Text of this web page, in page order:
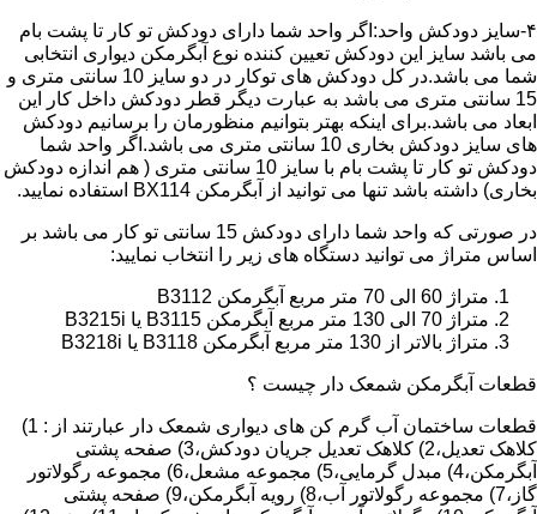
۴-سایز دودکش واحد:اگر واحد شما دارای دودکش تو کار تا پشت بام
می باشد سایز این دودکش تعیین کننده نوع آبگرمکن دیواری انتخابی
شما می باشد.در کل دودکش های توکار در دو سایز 10 سانتی متری و
15 سانتی متری می باشد به عبارت دیگر قطر دودکش داخل کار این
ابعاد می باشد.برای اینکه بهتر بتوانیم منظورمان را برسانیم دودکش
های سایز دودکش بخاری 10 سانتی متری می باشد.اگر واحد شما
دودکش تو کار تا پشت بام با سایز 10 سانتی متری ( هم اندازه دودکش
بخاری) داشته باشد تنها می توانید از آبگرمکن BX114 استفاده نمایید.
در صورتی که واحد شما دارای دودکش 15 سانتی تو کار می باشد بر
اساس متراژ می توانید دستگاه های زیر را انتخاب نمایید:
متراژ 60 الی 70 متر مربع آبگرمکن B3112
متراژ 70 الی 130 متر مربع آبگرمکن B3115 یا B3215i
متراژ بالاتر از 130 متر مربع آبگرمکن B3118 یا B3218i
قطعات آبگرمکن شمعک دار چیست ؟
قطعات ساختمان آب گرم کن های دیواری شمعک دار عبارتند از : 1)
کلاهک تعدیل،2) کلاهک تعدیل جریان دودکش،3) صفحه پشتی
آبگرمکن،4) مبدل گرمایی،5) مجموعه مشعل،6) مجموعه رگولاتور
گاز،7) مجموعه رگولاتور آب،8) رویه آبگرمکن،9) صفحه پشتی